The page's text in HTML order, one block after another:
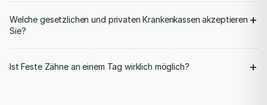
Welche gesetzlichen und privaten Krankenkassen akzeptieren
Sie?
+
Ist Feste Zähne an einem Tag wirklich möglich? +